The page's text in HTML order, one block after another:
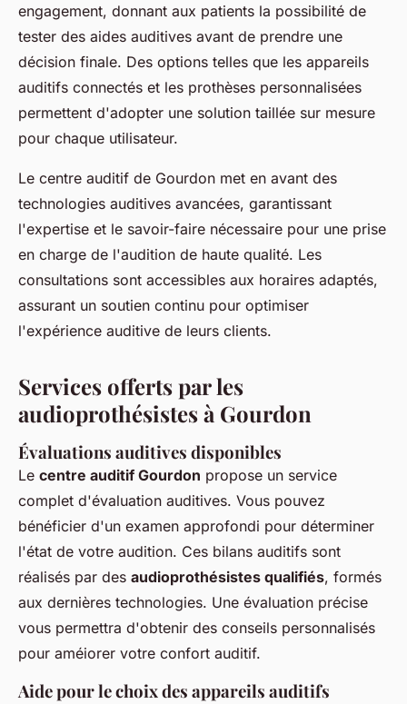
engagement, donnant aux patients la possibilité de
tester des aides auditives avant de prendre une
décision finale. Des options telles que les appareils
auditifs connectés et les prothèses personnalisées
permettent d'adopter une solution taillée sur mesure
pour chaque utilisateur.
Le centre auditif de Gourdon met en avant des
technologies auditives avancées, garantissant
l'expertise et le savoir-faire nécessaire pour une prise
en charge de l'audition de haute qualité. Les
consultations sont accessibles aux horaires adaptés,
assurant un soutien continu pour optimiser
l'expérience auditive de leurs clients.
Services offerts par les
audioprothésistes à Gourdon
Évaluations auditives disponibles
Le centre auditif Gourdon propose un service
complet d'évaluation auditives. Vous pouvez
bénéficier d'un examen approfondi pour déterminer
l'état de votre audition. Ces bilans auditifs sont
réalisés par des audioprothésistes qualifiés, formés
aux dernières technologies. Une évaluation précise
vous permettra d'obtenir des conseils personnalisés
pour améiorer votre confort auditif.
Aide pour le choix des appareils auditifs